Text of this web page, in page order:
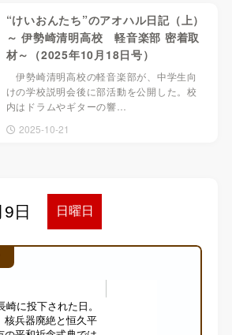
“けいおんたち”のアオハル日記（上）
～ 伊勢崎清明高校 軽音楽部 密着取
材～（2025年10月18日号）
伊勢崎清明高校の軽音楽部が、中学生向
けの学校説明会後に部活動を公開した。校
内はドラムやギターの響…
2025-10-21